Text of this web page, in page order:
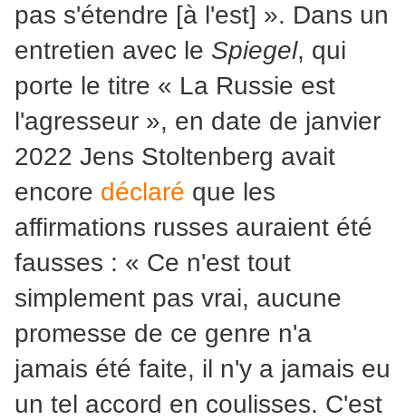
pas s'étendre [à l'est] ». Dans un
entretien avec le Spiegel, qui
porte le titre « La Russie est
l'agresseur », en date de janvier
2022 Jens Stoltenberg avait
encore déclaré que les
affirmations russes auraient été
fausses : « Ce n'est tout
simplement pas vrai, aucune
promesse de ce genre n'a
jamais été faite, il n'y a jamais eu
un tel accord en coulisses. C'est